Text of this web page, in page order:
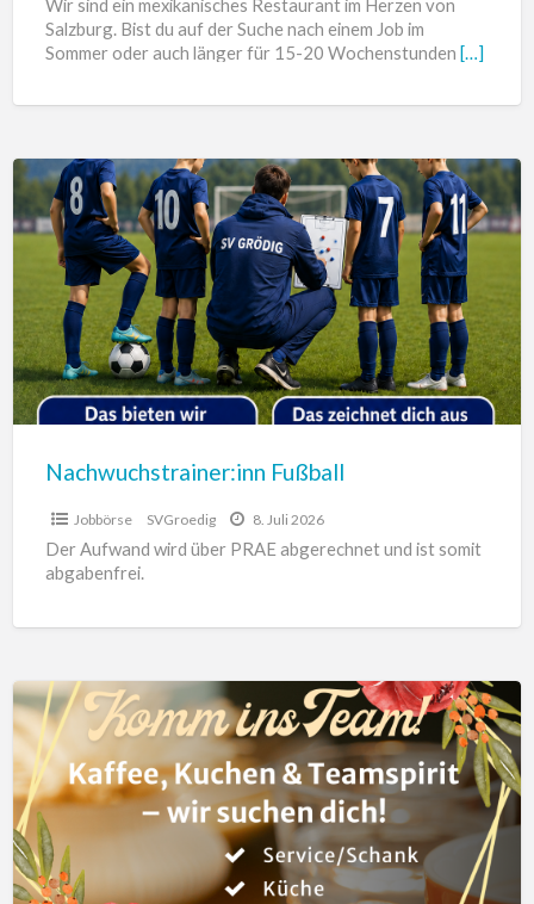
Wir sind ein mexikanisches Restaurant im Herzen von
Salzburg. Bist du auf der Suche nach einem Job im
Sommer oder auch länger für 15-20 Wochenstunden […]
Nachwuchstrainer:inn
Fußball
Nachwuchstrainer:inn Fußball
Jobbörse SVGroedig 8. Juli 2026
Der Aufwand wird über PRAE abgerechnet und ist somit
abgabenfrei.
Werde
Teil
von
FRIDA
im
Salzburger
Künstlerhaus!